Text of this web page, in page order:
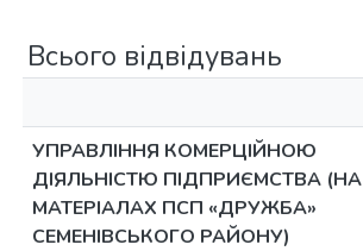
Всього відвідувань
УПРАВЛІННЯ КОМЕРЦІЙНОЮ
ДІЯЛЬНІСТЮ ПІДПРИЄМСТВА (НА
МАТЕРІАЛАХ ПСП «ДРУЖБА»
СЕМЕНІВСЬКОГО РАЙОНУ)